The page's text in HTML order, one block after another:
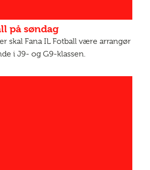
på søndag
skal Fana IL Fotball være arrangør
i J9- og G9-klassen.